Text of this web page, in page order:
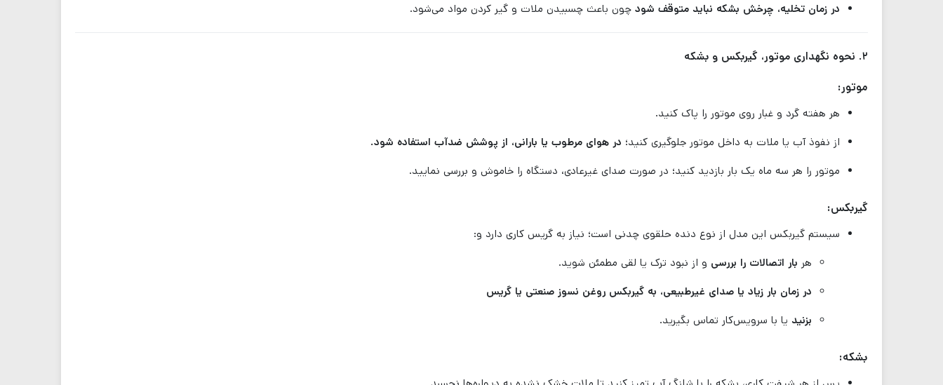
در زمان تخلیه، چرخش بشکه نباید متوقف شود چون باعث چسبیدن ملات و گیر کردن مواد می‌شود.
۲. نحوه نگهداری موتور، گیربکس و بشکه
موتور:
هر هفته گرد و غبار روی موتور را پاک کنید.
از نفوذ آب یا ملات به داخل موتور جلوگیری کنید؛ در هوای مرطوب یا بارانی، از پوشش ضدآب استفاده شود.
موتور را هر سه ماه یک بار بازدید کنید؛ در صورت صدای غیرعادی، دستگاه را خاموش و بررسی نمایید.
گیربکس:
سیستم گیربکس این مدل از نوع دنده حلقوی چدنی است؛ نیاز به گریس کاری دارد و:
هر بار اتصالات را بررسی و از نبود ترک یا لقی مطمئن شوید.
در زمان بار زیاد یا صدای غیرطبیعی، به گیربکس روغن نسوز صنعتی یا گریس
بزنید یا با سرویس‌کار تماس بگیرید.
بشکه: